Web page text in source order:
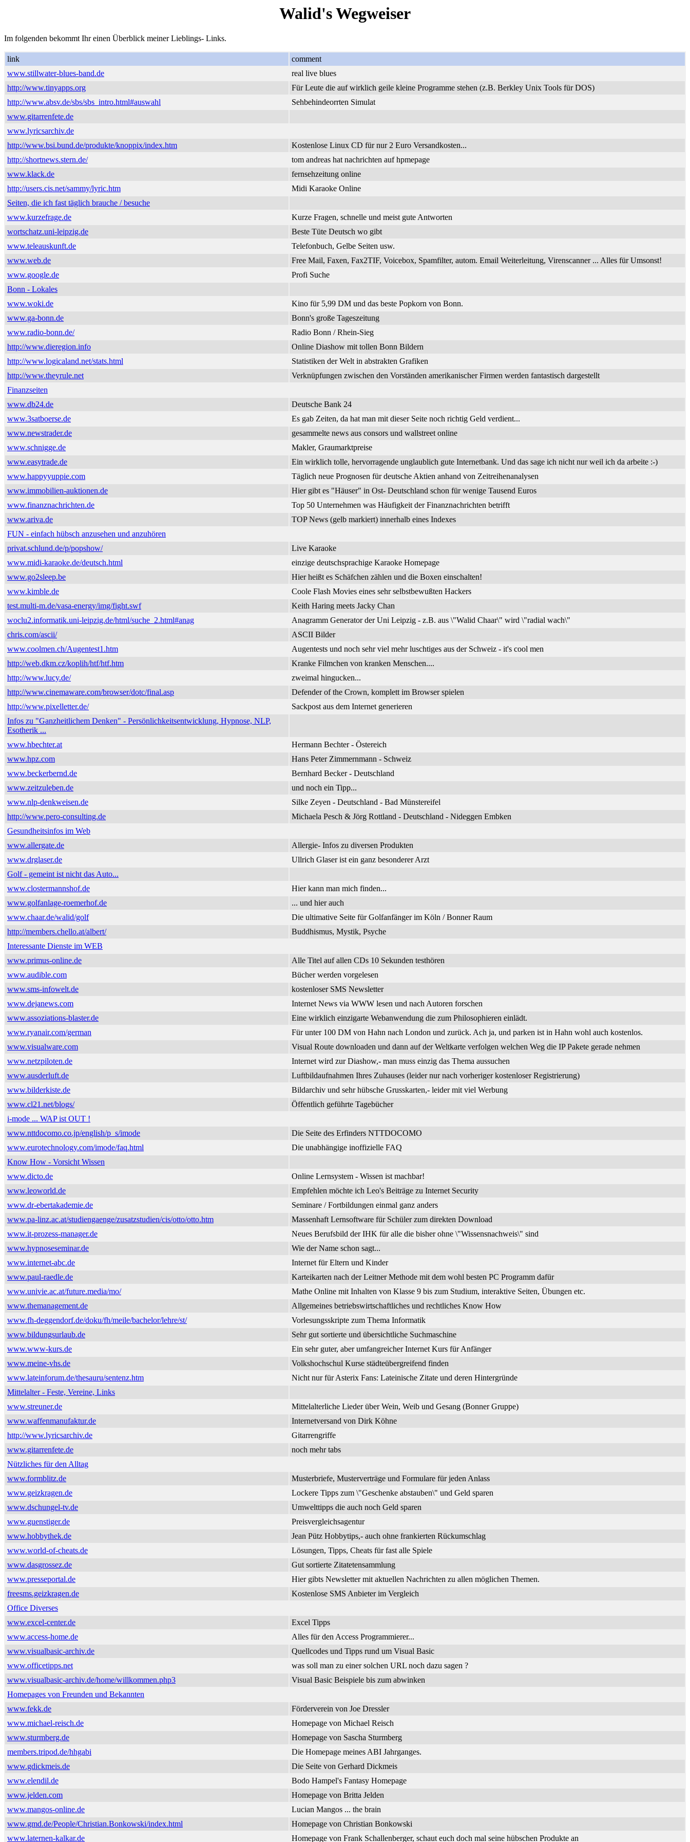
Walid's Wegweiser
Im folgenden bekommt Ihr einen Überblick meiner Lieblings- Links.
link
comment
www.stillwater-blues-band.de
real live blues
http://www.tinyapps.org
Für Leute die auf wirklich geile kleine Programme stehen (z.B. Berkley Unix Tools für DOS)
http://www.absv.de/sbs/sbs_intro.html#auswahl
Sehbehindeorrten Simulat
www.gitarrenfete.de
www.lyricsarchiv.de
http://www.bsi.bund.de/produkte/knoppix/index.htm
Kostenlose Linux CD für nur 2 Euro Versandkosten...
http://shortnews.stern.de/
tom andreas hat nachrichten auf hpmepage
www.klack.de
fernsehzeitung online
http://users.cis.net/sammy/lyric.htm
Midi Karaoke Online
Seiten, die ich fast täglich brauche / besuche
www.kurzefrage.de
Kurze Fragen, schnelle und meist gute Antworten
wortschatz.uni-leipzig.de
Beste Tüte Deutsch wo gibt
www.teleauskunft.de
Telefonbuch, Gelbe Seiten usw.
www.web.de
Free Mail, Faxen, Fax2TIF, Voicebox, Spamfilter, autom. Email Weiterleitung, Virenscanner ... Alles für Umsonst!
www.google.de
Profi Suche
Bonn - Lokales
www.woki.de
Kino für 5,99 DM und das beste Popkorn von Bonn.
www.ga-bonn.de
Bonn's große Tageszeitung
www.radio-bonn.de/
Radio Bonn / Rhein-Sieg
http://www.dieregion.info
Online Diashow mit tollen Bonn Bildern
http://www.logicaland.net/stats.html
Statistiken der Welt in abstrakten Grafiken
http://www.theyrule.net
Verknüpfungen zwischen den Vorständen amerikanischer Firmen werden fantastisch dargestellt
Finanzseiten
www.db24.de
Deutsche Bank 24
www.3satboerse.de
Es gab Zeiten, da hat man mit dieser Seite noch richtig Geld verdient...
www.newstrader.de
gesammelte news aus consors und wallstreet online
www.schnigge.de
Makler, Graumarktpreise
www.easytrade.de
Ein wirklich tolle, hervorragende unglaublich gute Internetbank. Und das sage ich nicht nur weil ich da arbeite :-)
www.happyyuppie.com
Täglich neue Prognosen für deutsche Aktien anhand von Zeitreihenanalysen
www.immobilien-auktionen.de
Hier gibt es "Häuser" in Ost- Deutschland schon für wenige Tausend Euros
www.finanznachrichten.de
Top 50 Unternehmen was Häufigkeit der Finanznachrichten betrifft
www.ariva.de
TOP News (gelb markiert) innerhalb eines Indexes
FUN - einfach hübsch anzusehen und anzuhören
privat.schlund.de/p/popshow/
Live Karaoke
www.midi-karaoke.de/deutsch.html
einzige deutschsprachige Karaoke Homepage
www.go2sleep.be
Hier heißt es Schäfchen zählen und die Boxen einschalten!
www.kimble.de
Coole Flash Movies eines sehr selbstbewußten Hackers
test.multi-m.de/vasa-energy/img/fight.swf
Keith Haring meets Jacky Chan
woclu2.informatik.uni-leipzig.de/html/suche_2.html#anag
Anagramm Generator der Uni Leipzig - z.B. aus \"Walid Chaar\" wird \"radial wach\"
chris.com/ascii/
ASCII Bilder
www.coolmen.ch/Augentest1.htm
Augentests und noch sehr viel mehr luschtiges aus der Schweiz - it's cool men
http://web.dkm.cz/koplih/htf/htf.htm
Kranke Filmchen von kranken Menschen....
http://www.lucy.de/
zweimal hingucken...
http://www.cinemaware.com/browser/dotc/final.asp
Defender of the Crown, komplett im Browser spielen
http://www.pixelletter.de/
Sackpost aus dem Internet generieren
Infos zu "Ganzheitlichem Denken" - Persönlichkeitsentwicklung, Hypnose, NLP,
Esotherik ...
www.hbechter.at
Hermann Bechter - Östereich
www.hpz.com
Hans Peter Zimmernmann - Schweiz
www.beckerbernd.de
Bernhard Becker - Deutschland
www.zeitzuleben.de
und noch ein Tipp...
www.nlp-denkweisen.de
Silke Zeyen - Deutschland - Bad Münstereifel
http://www.pero-consulting.de
Michaela Pesch & Jörg Rottland - Deutschland - Nideggen Embken
Gesundheitsinfos im Web
www.allergate.de
Allergie- Infos zu diversen Produkten
www.drglaser.de
Ullrich Glaser ist ein ganz besonderer Arzt
Golf - gemeint ist nicht das Auto...
www.clostermannshof.de
Hier kann man mich finden...
www.golfanlage-roemerhof.de
... und hier auch
www.chaar.de/walid/golf
Die ultimative Seite für Golfanfänger im Köln / Bonner Raum
http://members.chello.at/albert/
Buddhismus, Mystik, Psyche
Interessante Dienste im WEB
www.primus-online.de
Alle Titel auf allen CDs 10 Sekunden testhören
www.audible.com
Bücher werden vorgelesen
www.sms-infowelt.de
kostenloser SMS Newsletter
www.dejanews.com
Internet News via WWW lesen und nach Autoren forschen
www.assoziations-blaster.de
Eine wirklich einzigarte Webanwendung die zum Philosophieren einlädt.
www.ryanair.com/german
Für unter 100 DM von Hahn nach London und zurück. Ach ja, und parken ist in Hahn wohl auch kostenlos.
www.visualware.com
Visual Route downloaden und dann auf der Weltkarte verfolgen welchen Weg die IP Pakete gerade nehmen
www.netzpiloten.de
Internet wird zur Diashow,- man muss einzig das Thema aussuchen
www.ausderluft.de
Luftbildaufnahmen Ihres Zuhauses (leider nur nach vorheriger kostenloser Registrierung)
www.bilderkiste.de
Bildarchiv und sehr hübsche Grusskarten,- leider mit viel Werbung
www.cl21.net/blogs/
Öffentlich geführte Tagebücher
i-mode ... WAP ist OUT !
www.nttdocomo.co.jp/english/p_s/imode
Die Seite des Erfinders NTTDOCOMO
www.eurotechnology.com/imode/faq.html
Die unabhängige inoffizielle FAQ
Know How - Vorsicht Wissen
www.dicto.de
Online Lernsystem - Wissen ist machbar!
www.leoworld.de
Empfehlen möchte ich Leo's Beiträge zu Internet Security
www.dr-ebertakademie.de
Seminare / Fortbildungen einmal ganz anders
www.pa-linz.ac.at/studiengaenge/zusatzstudien/cis/otto/otto.htm
Massenhaft Lernsoftware für Schüler zum direkten Download
www.it-prozess-manager.de
Neues Berufsbild der IHK für alle die bisher ohne \"Wissensnachweis\" sind
www.hypnoseseminar.de
Wie der Name schon sagt...
www.internet-abc.de
Internet für Eltern und Kinder
www.paul-raedle.de
Karteikarten nach der Leitner Methode mit dem wohl besten PC Programm dafür
www.univie.ac.at/future.media/mo/
Mathe Online mit Inhalten von Klasse 9 bis zum Studium, interaktive Seiten, Übungen etc.
www.themanagement.de
Allgemeines betriebswirtschaftliches und rechtliches Know How
www.fh-deggendorf.de/doku/fh/meile/bachelor/lehre/st/
Vorlesungsskripte zum Thema Informatik
www.bildungsurlaub.de
Sehr gut sortierte und übersichtliche Suchmaschine
www.www-kurs.de
Ein sehr guter, aber umfangreicher Internet Kurs für Anfänger
www.meine-vhs.de
Volkshochschul Kurse städteübergreifend finden
www.lateinforum.de/thesauru/sentenz.htm
Nicht nur für Asterix Fans: Lateinische Zitate und deren Hintergründe
Mittelalter - Feste, Vereine, Links
www.streuner.de
Mittelalterliche Lieder über Wein, Weib und Gesang (Bonner Gruppe)
www.waffenmanufaktur.de
Internetversand von Dirk Köhne
http://www.lyricsarchiv.de
Gitarrengriffe
www.gitarrenfete.de
noch mehr tabs
Nützliches für den Alltag
www.formblitz.de
Musterbriefe, Musterverträge und Formulare für jeden Anlass
www.geizkragen.de
Lockere Tipps zum \"Geschenke abstauben\" und Geld sparen
www.dschungel-tv.de
Umwelttipps die auch noch Geld sparen
www.guenstiger.de
Preisvergleichsagentur
www.hobbythek.de
Jean Pütz Hobbytips,- auch ohne frankierten Rückumschlag
www.world-of-cheats.de
Lösungen, Tipps, Cheats für fast alle Spiele
www.dasgrossez.de
Gut sortierte Zitatetensammlung
www.presseportal.de
Hier gibts Newsletter mit aktuellen Nachrichten zu allen möglichen Themen.
freesms.geizkragen.de
Kostenlose SMS Anbieter im Vergleich
Office Diverses
www.excel-center.de
Excel Tipps
www.access-home.de
Alles für den Access Programmierer...
www.visualbasic-archiv.de
Quellcodes und Tipps rund um Visual Basic
www.officetipps.net
was soll man zu einer solchen URL noch dazu sagen ?
www.visualbasic-archiv.de/home/willkommen.php3
Visual Basic Beispiele bis zum abwinken
Homepages von Freunden und Bekannten
www.fekk.de
Förderverein von Joe Dressler
www.michael-reisch.de
Homepage von Michael Reisch
www.sturmberg.de
Homepage von Sascha Sturmberg
members.tripod.de/hhgabi
Die Homepage meines ABI Jahrganges.
www.gdickmeis.de
Die Seite von Gerhard Dickmeis
www.elendil.de
Bodo Hampel's Fantasy Homepage
www.jelden.com
Homepage von Britta Jelden
www.mangos-online.de
Lucian Mangos ... the brain
www.gmd.de/People/Christian.Bonkowski/index.html
Homepage von Christian Bonkowski
www.laternen-kalkar.de
Homepage von Frank Schallenberger, schaut euch doch mal seine hübschen Produkte an